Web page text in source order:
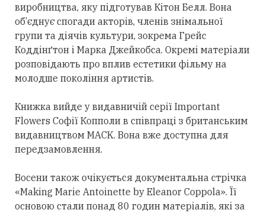
виробництва, яку підготував Кітон Белл. Вона
об’єднує спогади акторів, членів знімальної
групи та діячів культури, зокрема Грейс
Коддінґтон і Марка Джейкобса. Окремі матеріали
розповідають про вплив естетики фільму на
молодше покоління артистів.
Книжка вийде у видавничій серії Important
Flowers Софії Копполи в співпраці з британським
видавництвом MACK. Вона вже доступна для
передзамовлення.
Восени також очікується документальна стрічка
«Making Marie Antoinette by Eleanor Coppola». Її
основою стали понад 80 годин матеріалів, які за